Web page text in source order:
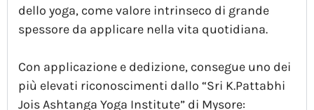
dello yoga, come valore intrinseco di grande
spessore da applicare nella vita quotidiana.
Con applicazione e dedizione, consegue uno dei
più elevati riconoscimenti dallo “Sri K.Pattabhi
Jois Ashtanga Yoga Institute” di Mysore: